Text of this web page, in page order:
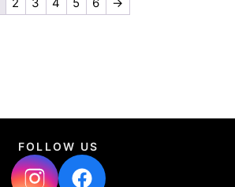
FOLLOW US